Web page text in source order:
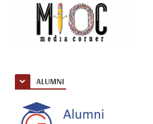
ALUMNI